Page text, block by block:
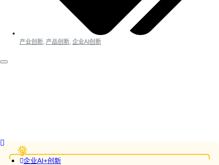
企业AI+创新
产业创新 产品创新 企业AI创新